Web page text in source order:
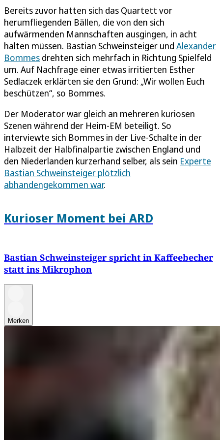
Bereits zuvor hatten sich das Quartett vor
herumfliegenden Bällen, die von den sich
aufwärmenden Mannschaften ausgingen, in acht
halten müssen. Bastian Schweinsteiger und Alexander
Bommes drehten sich mehrfach in Richtung Spielfeld
um. Auf Nachfrage einer etwas irritierten Esther
Sedlaczek erklärten sie den Grund: „Wir wollen Euch
beschützen“, so Bommes.
Der Moderator war gleich an mehreren kuriosen
Szenen während der Heim-EM beteiligt. So
interviewte sich Bommes in der Live-Schalte in der
Halbzeit der Halbfinalpartie zwischen England und
den Niederlanden kurzerhand selber, als sein Experte
Bastian Schweinsteiger plötzlich
abhandengekommen war.
Kurioser Moment bei ARD
Bastian Schweinsteiger spricht in Kaffeebecher
statt ins Mikrophon
Merken